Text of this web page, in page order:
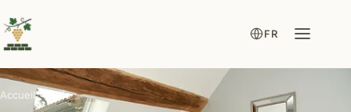
FR
Accueil Tarifs